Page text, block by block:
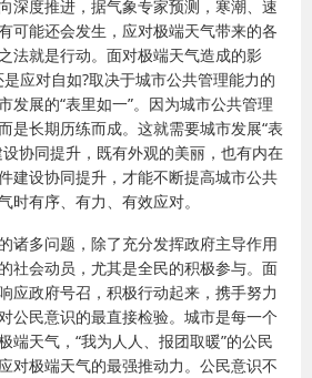
深度推进，据气象专家预测，寒潮、速
可能还会发生，应对极端天气带来的各
法就是行动。面对极端天气造成的影
应对自如?取决于城市公共管理能力的
发展的“表里如一”。因为城市公共管理
是长期历练而成。这就需要城市发展“表
协同提升，既有外观的美丽，也有内在
建设协同提升，才能不断提高城市公共
时有序、有力、有效应对。
诸多问题，除了充分发挥政府主导作用
社会动员，尤其是全民的积极参与。面
应政府号召，积极行动起来，携手努力
公民意识的最直接检验。城市是每一个
端天气，“我为人人、报团取暖”的公民
对极端天气的最强推动力。公民意识不